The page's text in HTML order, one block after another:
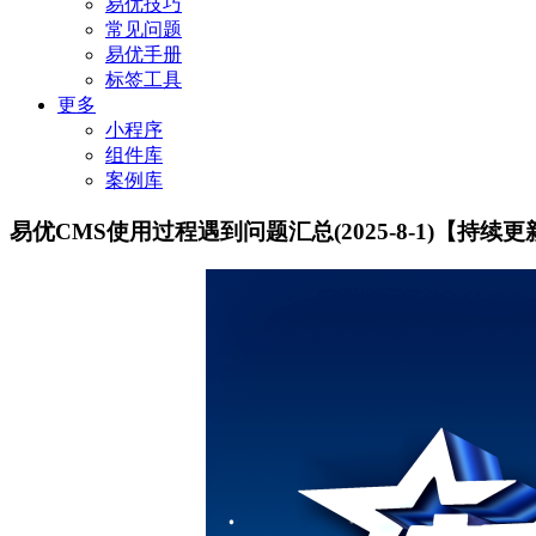
易优技巧
常见问题
易优手册
标签工具
更多
小程序
组件库
案例库
易优CMS使用过程遇到问题汇总(2025-8-1)【持续更